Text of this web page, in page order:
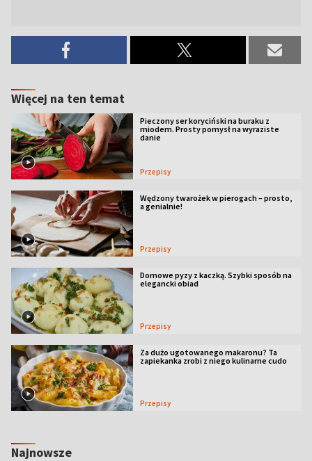
Więcej na ten temat
Pieczony ser koryciński na buraku z
miodem. Prosty pomysł na wyraziste
danie
Przepisy
Wędzony twarożek w pierogach – prosto,
a genialnie!
Przepisy
Domowe pyzy z kaczką. Szybki sposób na
elegancki obiad
Przepisy
Za dużo ugotowanego makaronu? Ta
zapiekanka zrobi z niego kulinarne cudo
Przepisy
Najnowsze